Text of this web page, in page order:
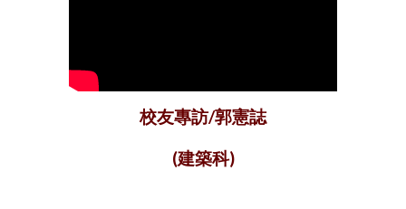
校友專訪/郭憲誌
(建築科)